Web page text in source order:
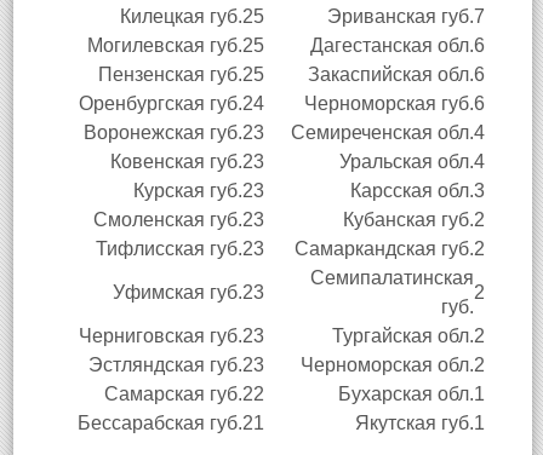
Килецкая губ.25 Эриванская губ.7
Могилевская губ.25 Дагестанская обл.6
Пензенская губ.25 Закаспийская обл.6
Оренбургская губ.24 Черноморская губ.6
Воронежская губ.23 Семиреченская обл.4
Ковенская губ.23 Уральская обл.4
Курская губ.23 Карсская обл.3
Смоленская губ.23 Кубанская губ.2
Тифлисская губ.23 Самаркандская губ.2
Уфимская губ.23
Семипалатинская
губ.
2
Черниговская губ.23 Тургайская обл.2
Эстляндская губ.23 Черноморская обл.2
Самарская губ.22 Бухарская обл.1
Бессарабская губ.21 Якутская губ.1